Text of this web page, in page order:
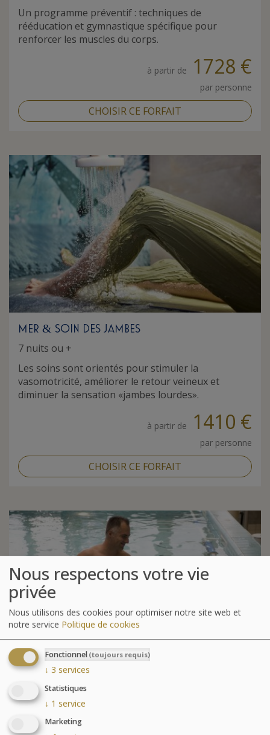
Un programme préventif : techniques de
rééducation et gymnastique spécifique pour
renforcer les muscles du corps.
à partir de 1728 €
par personne
CHOISIR CE FORFAIT
MER & SOIN DES JAMBES
7 nuits ou +
Les soins sont orientés pour stimuler la
vasomotricité, améliorer le retour veineux et
diminuer la sensation «jambes lourdes».
à partir de 1410 €
par personne
CHOISIR CE FORFAIT
MER &RÉÉDUCATION
7 nuits ou +
Idéal pour les pathologies ostéo-articulaires avec
Nous respectons votre vie
privée
Nous utilisons des cookies pour optimiser notre site web et
notre service Politique de cookies
Fonctionnel (toujours requis)
↓ 3 services
Statistiques
↓ 1 service
Marketing